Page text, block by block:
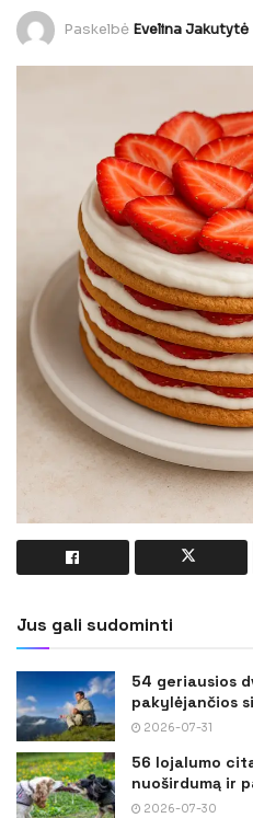
Paskelbė Evelina Jakutytė
Jus gali sudominti
54 geriausios
pakylėjančios
2026-07-31
56 lojalumo
nuoširdumą ir
2026-07-30